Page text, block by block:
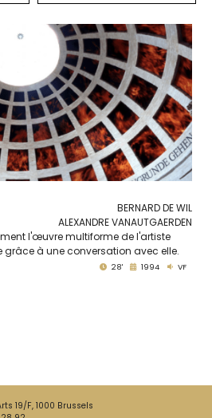
BERNARD DE WIL
ALEXANDRE VANAUTGAERDEN
l'œuvre multiforme de l'artiste
grâce à une conversation avec elle.
28' 1994 VF
19/F, 1000 Brussels